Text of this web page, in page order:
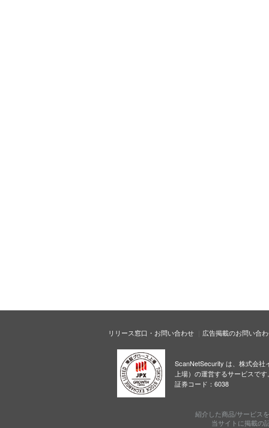
リリース窓口・お問い合わせ 広告掲載のお問い合
ScanNetSecurity は、株式会社
上場）の運営するサービスです
証券コード：6038
紹介した商品/サービス
当サイトに掲載の